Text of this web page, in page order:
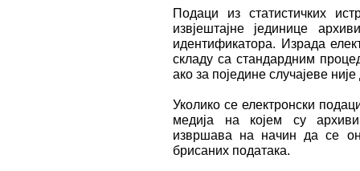
Подаци из статистичких
извјештајне јединице
идентификатора. Израда
складу са стандардним
ако за поједине случајеве
Уколико се електронски
медија на којем су
извршава на начин да се
брисаних података.